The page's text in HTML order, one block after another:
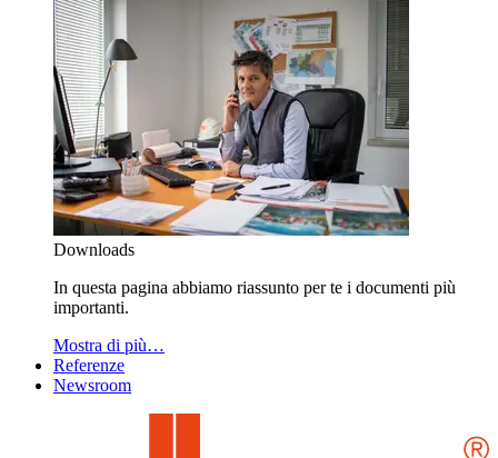
Downloads
In questa pagina abbiamo riassunto per te i documenti più
importanti.
Mostra di più…
Referenze
Newsroom